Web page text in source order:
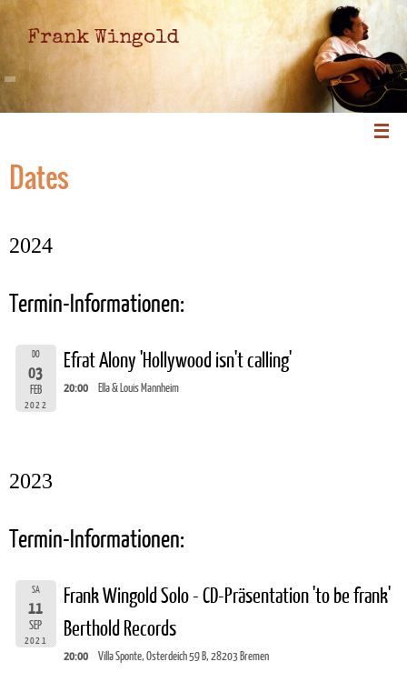
Frank Wingold
Dates
2024
Termin-Informationen:
DO
03
FEB
2022
Efrat Alony 'Hollywood isn't calling'
20:00 Ella & Louis Mannheim
2023
Termin-Informationen:
SA
11
SEP
2021
Frank Wingold Solo - CD-Präsentation 'to be frank'
Berthold Records
20:00 Villa Sponte, Osterdeich 59 B, 28203 Bremen